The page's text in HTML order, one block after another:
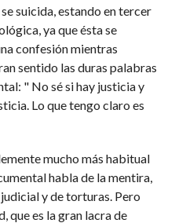
suicida, estando en tercer
ya que ésta se
confesión mientras
sentido las duras palabras
" No sé si hay justicia y
Lo que tengo claro es
mucho más habitual
habla de la mentira,
y de torturas. Pero
que es la gran lacra de